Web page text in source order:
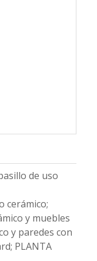
de uso
cerámico;
y muebles
y paredes con
PLANTA